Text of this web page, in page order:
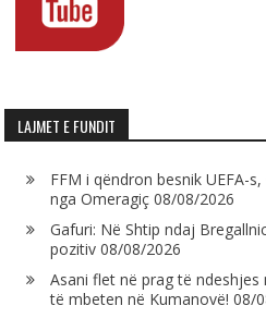
LAJMET E FUNDIT
FFM i qëndron besnik UEFA-
nga Omeragiç 08/08/2026
Gafuri: Në Shtip ndaj
pozitiv 08/08/2026
Asani flet në prag të
të mbeten në Kumanovë! 08/